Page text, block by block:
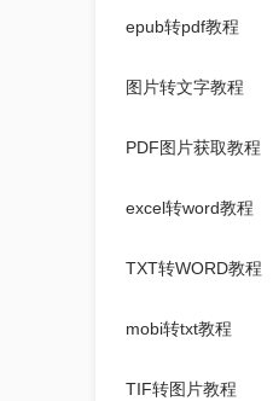
epub转pdf教程
图片转文字教程
PDF图片获取教程
excel转word教程
TXT转WORD教程
mobi转txt教程
TIF转图片教程